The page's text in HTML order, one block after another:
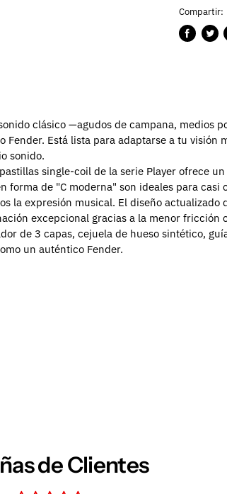
Compartir:
Compartir
clásico —agudos de campana, medios
Está lista para adaptarse a tu visión
sonido.
single-coil de la serie Player ofrece
forma de "C moderna" son ideales para
la expresión musical. El diseño
excepcional gracias a la menor
de 3 capas, cejuela de hueso sintético,
un auténtico Fender.
de Clientes